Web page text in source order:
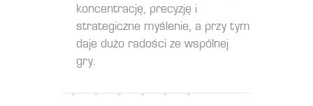
koncentrację, precyzję i
strategiczne myślenie, a przy tym
daje dużo radości ze wspólnej
gry.